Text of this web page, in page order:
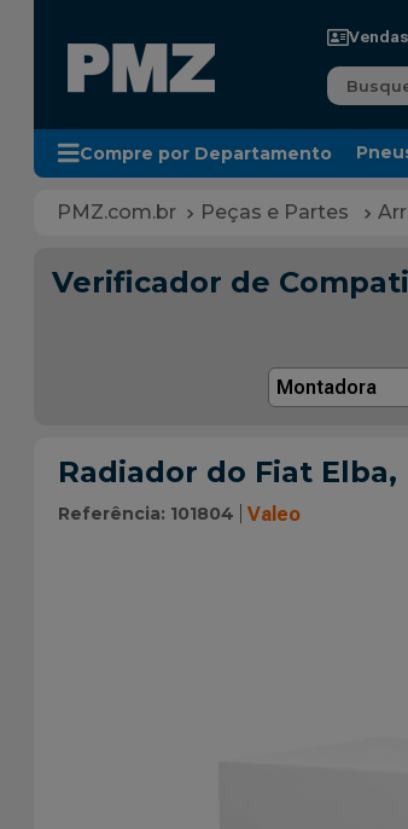
Busque
Compre por Departamento
Peças e Partes
Verificador de
Montadora
Radiador do Fiat
Referência: 101804 Valeo